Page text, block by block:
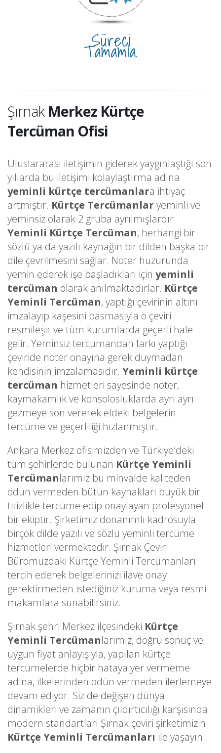
Süreci
Tamamla.
Şırnak Merkez Kürtçe
Tercüman Ofisi
Uluslararası iletişimin giderek yaygınlaştığı son
yıllarda bu iletişimi kolaylaştırma adına
yeminli kürtçe tercümanlara ihtiyaç
artmıştır. Kürtçe Tercümanlar yeminli ve
yeminsiz olarak 2 gruba ayrılmışlardır.
Yeminli Kürtçe Tercüman, herhangi bir
sözlü ya da yazılı kaynağın bir dilden başka bir
dile çevrilmesini sağlar. Noter huzurunda
yemin ederek işe başladıkları için yeminli
tercüman olarak anılmaktadırlar. Kürtçe
Yeminli Tercüman, yaptığı çevirinin altını
imzalayıp kaşesini basmasıyla o çeviri
resmileşir ve tüm kurumlarda geçerli hale
gelir. Yeminsiz tercümandan farkı yaptığı
çeviride noter onayına gerek duymadan
kendisinin imzalamasıdır. Yeminli kürtçe
tercüman hizmetleri sayesinde noter,
kaymakamlık ve konsolosluklarda ayrı ayrı
gezmeye son vererek eldeki belgelerin
tercüme ve geçerliliği hızlanmıştır.
Ankara Merkez ofisimizden ve Türkiye'deki
tüm şehirlerde bulunan Kürtçe Yeminli
Tercümanlarımız bu minvalde kaliteden
ödün vermeden bütün kaynakları büyük bir
titizlikle tercüme edip onaylayan profesyonel
bir ekiptir. Şirketimiz donanımlı kadrosuyla
birçok dilde yazılı ve sözlü yeminli tercüme
hizmetleri vermektedir. Şırnak Çeviri
Büromuzdaki Kürtçe Yeminli Tercümanları
tercih ederek belgelerinizi ilave onay
gerektirmeden istediğiniz kuruma veya resmi
makamlara sunabilirsiniz.
Şırnak şehri Merkez ilçesindeki Kürtçe
Yeminli Tercümanlarımız, doğru sonuç ve
uygun fiyat anlayışıyla, yapılan kürtçe
tercümelerde hiçbir hataya yer vermeme
adına, ilkelerinden ödün vermeden ilerlemeye
devam ediyor. Siz de değişen dünya
dinamikleri ve zamanın çıldırtıcılığı karşısında
modern standartları Şırnak çeviri şirketimizin
Kürtçe Yeminli Tercümanları ile yaşayın.